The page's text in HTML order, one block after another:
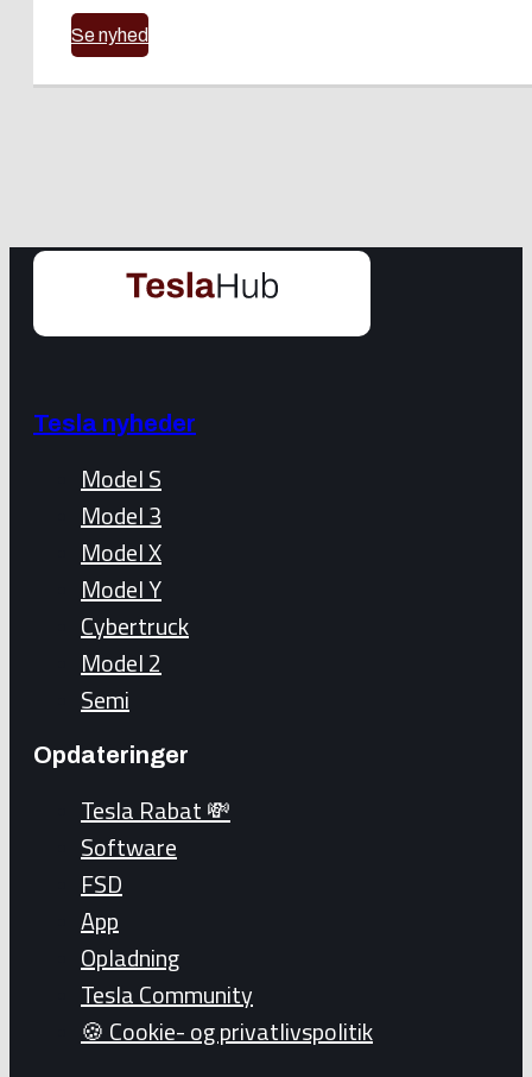
Se nyhed
Tesla nyheder
Model S
Model 3
Model X
Model Y
Cybertruck
Model 2
Semi
Opdateringer
Tesla Rabat 💸
Software
FSD
App
Opladning
Tesla Community
🍪 Cookie- og privatlivspolitik